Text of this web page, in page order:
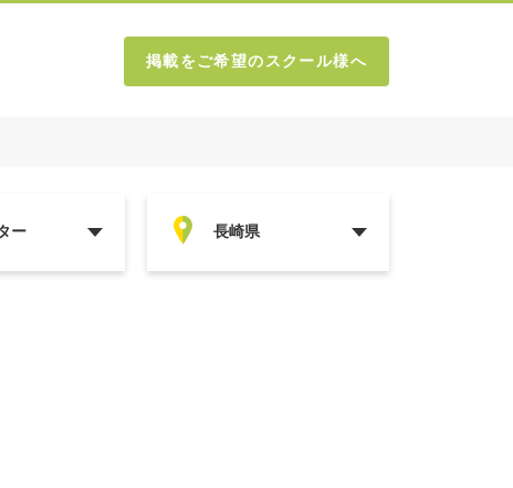
掲載をご希望のスクール様へ